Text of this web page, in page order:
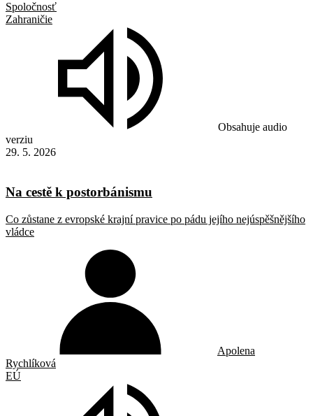
Spoločnosť
Zahraničie
Obsahuje audio
verziu
29. 5. 2026
Na cestě k postorbánismu
Co zůstane z evropské krajní pravice po pádu jejího nejúspěšnějšího
vládce
Apolena
Rychlíková
EÚ